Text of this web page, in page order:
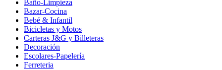
Baño-Limpieza
Bazar-Cocina
Bebé & Infantil
Bicicletas y Motos
Carteras J&G y Billeteras
Decoración
Escolares-Papelería
Ferreteria